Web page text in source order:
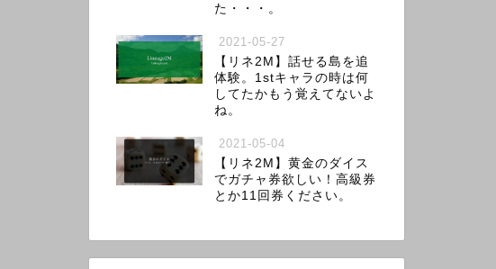
た・・・。
2021-05-27
【リネ2M】話せる島を追
体験。1stキャラの時は何
してたかもう覚えてないよ
ね。
2021-05-04
【リネ2M】黄金のダイス
でガチャ券欲しい！高級券
とか11回券ください。